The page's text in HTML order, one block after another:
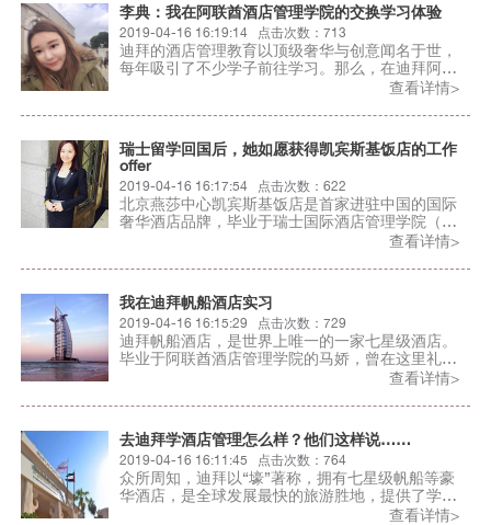
李典：我在阿联酋酒店管理学院的交换学习体验
2019-04-16 16:19:14 点击次数：713
迪拜的酒店管理教育以顶级奢华与创意闻名于世，
每年吸引了不少学子前往学习。那么，在迪拜阿联
酋酒店管理学院学习酒店管理是一种什么体验呢？
查看详情>
瑞士留学回国后，她如愿获得凯宾斯基饭店的工作
offer
2019-04-16 16:17:54 点击次数：622
北京燕莎中心凯宾斯基饭店是首家进驻中国的国际
奢华酒店品牌，毕业于瑞士国际酒店管理学院（简
称IMI）的Monica Ji，一回国便就职于此。查看详情>
我在迪拜帆船酒店实习
2019-04-16 16:15:29 点击次数：729
迪拜帆船酒店，是世界上唯一的一家七星级酒店。
毕业于阿联酋酒店管理学院的马娇，曾在这里礼宾
部实习，她坦言道：“无论是迪拜，还是帆船酒店，
查看详情>
去迪拜学酒店管理怎么样？他们这样说……
2019-04-16 16:11:45 点击次数：764
众所周知，迪拜以“壕”著称，拥有七星级帆船等豪
华酒店，是全球发展最快的旅游胜地，提供了学习
奢华酒店管理的优越环境。那在这里读酒店管理有
查看详情>